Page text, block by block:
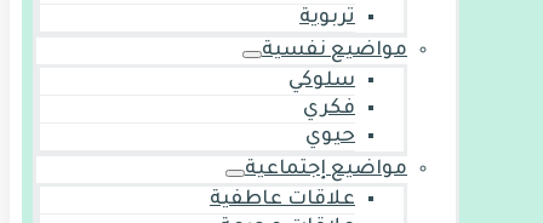
تربوية
مواضيع نفسية
سلوكي
فكري
حيوي
مواضيع إجتماعية
علاقات عاطفية